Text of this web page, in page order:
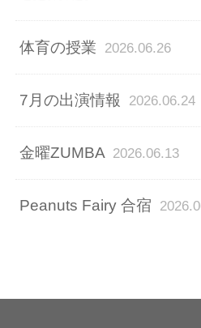
体育の授業 2026.06.26
7月の出演情報 2026.06.24
金曜ZUMBA 2026.06.13
Peanuts Fairy 合宿